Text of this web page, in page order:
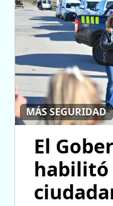
MÁS SEGURIDAD
El
habilitó